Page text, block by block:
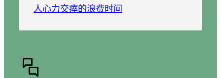
人心力交瘁的浪费时间